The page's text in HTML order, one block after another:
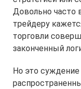
Довольно часто
трейдеру
торговли
законченный
Но это суждение